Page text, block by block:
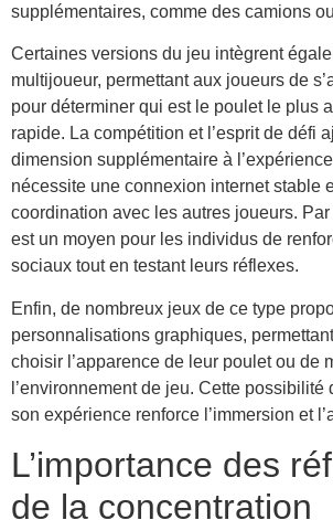
supplémentaires, comme des camions
Certaines versions du jeu intègrent
multijoueur, permettant aux joueurs de
pour déterminer qui est le poulet le plus
rapide. La compétition et l’esprit de défi
dimension supplémentaire à
nécessite une connexion internet stable
coordination avec les autres joueurs.
est un moyen pour les individus de
sociaux tout en testant leurs réflexes.
Enfin, de nombreux jeux de ce type
personnalisations graphiques,
choisir l’apparence de leur poulet ou de
l’environnement de jeu. Cette
son expérience renforce l’immersion et
L’importance des
de la concentration